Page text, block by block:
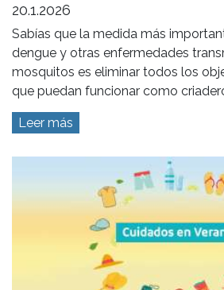
20.1.2026
Sabías que la medida más
dengue y otras enfermedades
mosquitos es eliminar todos los
que puedan funcionar como
Leer más